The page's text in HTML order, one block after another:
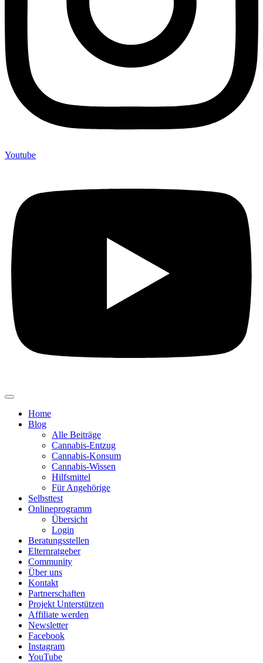
Youtube
Home
Blog
Alle Beiträge
Cannabis-Entzug
Cannabis-Konsum
Cannabis-Wissen
Hilfsmittel
Für Angehörige
Selbsttest
Onlineprogramm
Übersicht
Login
Beratungsstellen
Elternratgeber
Community
Über uns
Kontakt
Partnerschaften
Projekt Unterstützen
Affiliate werden
Newsletter
Facebook
Instagram
YouTube